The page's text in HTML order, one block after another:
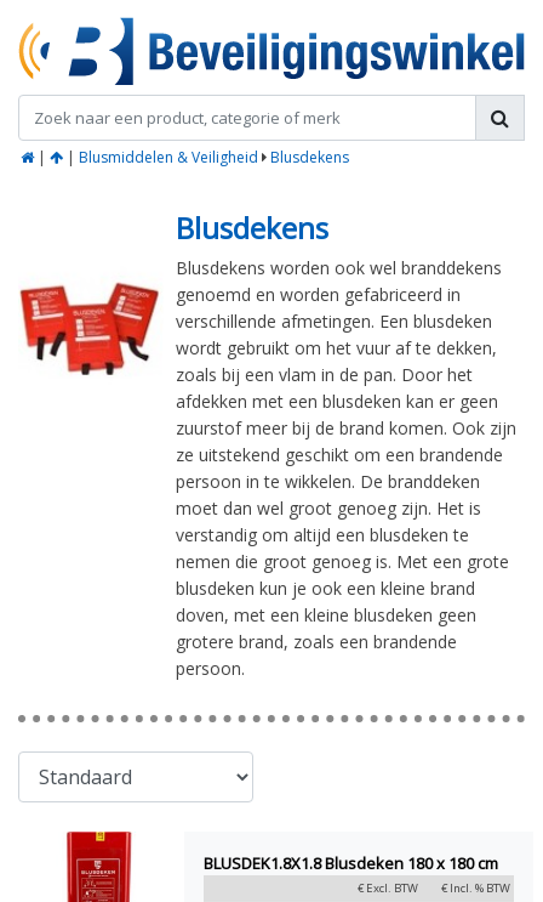
| | Blusmiddelen & Veiligheid Blusdekens
Blusdekens
Blusdekens worden ook wel branddekens
genoemd en worden gefabriceerd in
verschillende afmetingen. Een blusdeken
wordt gebruikt om het vuur af te dekken,
zoals bij een vlam in de pan. Door het
afdekken met een blusdeken kan er geen
zuurstof meer bij de brand komen. Ook zijn
ze uitstekend geschikt om een brandende
persoon in te wikkelen. De branddeken
moet dan wel groot genoeg zijn. Het is
verstandig om altijd een blusdeken te
nemen die groot genoeg is. Met een grote
blusdeken kun je ook een kleine brand
doven, met een kleine blusdeken geen
grotere brand, zoals een brandende
persoon.
BLUSDEK1.8X1.8 Blusdeken 180 x 180 cm
€ Excl. BTW € Incl. % BTW